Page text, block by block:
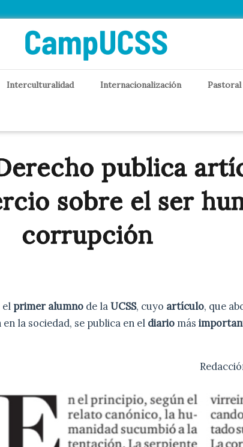
Interculturalidad Internacionalización
publica
sobre el ser
corrupción
el primer alumno de laUCSS, cuyo artículo, que
la sociedad, se publica en el diario más